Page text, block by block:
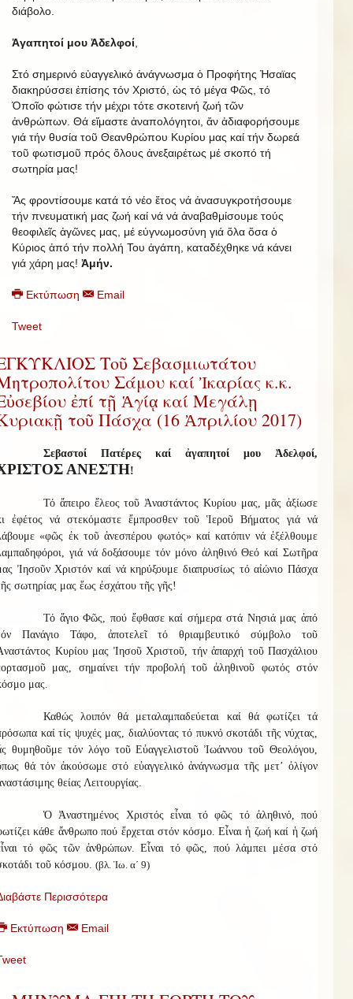
διάβολο.
Ἀγαπητοί μου Ἀδελφοί
Στό σημερινό εὐαγγελικό ἀνάγνωσμα ὁ Προφήτης Ἠσαϊας
διακηρύσσει ἐπίσης τόν Χριστό, ὡς τό μέγα Φῶς, τό
Ὁποῖο φώτισε τήν μέχρι τότε σκοτεινή ζωή τῶν
ἀνθρώπων. Θά εἴμαστε ἀναπολόγητοι, ἄν ἀδιαφορήσουμε
γιά τήν θυσία τοῦ Θεανθρώπου Κυρίου μας καί τήν δωρεά
τοῦ φωτισμοῦ πρός ὅλους ἀνεξαιρέτως μέ σκοπό τή
σωτηρία μας!
Ἄς φροντίσουμε κατά τό νέο ἔτος νά ἀνασυγκροτήσουμε
τήν πνευματική μας ζωή καί νά νά ἀναβαθμίσουμε τούς
θεοφιλεῖς ἀγῶνες μας, μέ εὐγνωμοσύνη γιά ὅλα ὅσα ὁ
Κύριος ἀπό τήν πολλή Του ἀγάπη, καταδέχθηκε νά κάνει
γιά χάρη μας! Ἀμήν.
Εκτύπωση Email
Tweet
Τοῦ Σεβασμιωτάτου
Σάμου καί Ἰκαρίας κ.κ.
ἐπί τῇ Ἁγίᾳ καί Μεγάλῃ
τοῦ Πάσχα (16 Ἀπριλίου 2017)
Σεβαστοί Πατέρες καί ἀγαπητοί μου Ἀδελφοί,
ΑΝΕΣΤΗ!
Τό ἄπειρο ἔλεος τοῦ Ἀναστάντος Κυρίου μας, μᾶς ἀξίωσε
ἐφέτος νά στεκόμαστε ἔμπροσθεν τοῦ Ἱεροῦ Βήματος γιά νά
«φῶς ἐκ τοῦ ἀνεσπέρου φωτός» καί κατόπιν νά ἐξέλθουμε
γιά νά δοξάσουμε τόν μόνο ἀληθινό Θεό καί Σωτῆρα
Ἰησοῦν Χριστόν καί νά κηρύξουμε διαπρυσίως τό αἰώνιο Πάσχα
σωτηρίας μας ἕως ἐσχάτου τῆς γῆς!
Τό ἅγιο Φῶς, πού ἔφθασε καί σήμερα στά Νησιά μας ἀπό
Πανάγιο Τάφο, ἀποτελεῖ τό θριαμβευτικό σύμβολο τοῦ
Κυρίου μας Ἰησοῦ Χριστοῦ, τήν ἀπαρχή τοῦ Πασχάλιου
μας, σημαίνει τήν προβολή τοῦ ἀληθινοῦ φωτός στόν
μας.
Καθώς λοιπόν θά μεταλαμπαδεύεται καί θά φωτίζει τά
καί τίς ψυχές μας, διαλύοντας τό πυκνό σκοτάδι τῆς νύχτας,
θυμηθοῦμε τόν λόγο τοῦ Εὐαγγελιστοῦ Ἰωάννου τοῦ Θεολόγου,
θά τόν ἀκούσωμε στό εὐαγγελικό ἀνάγνωσμα τῆς μετ’ ὀλίγον
θείας Λειτουργίας.
Ὁ Ἀναστημένος Χριστός εἶναι τό φῶς τό ἀληθινό, πού
κάθε ἄνθρωπο πού ἔρχεται στόν κόσμο. Εἶναι ἡ ζωή καί ἡ ζωή
τό φῶς τῶν ἀνθρώπων. Εἶναι τό φῶς, πού λάμπει μέσα στό
τοῦ κόσμου. (βλ. Ἰω. α΄ 9)
Περισσότερα
Εκτύπωση Email